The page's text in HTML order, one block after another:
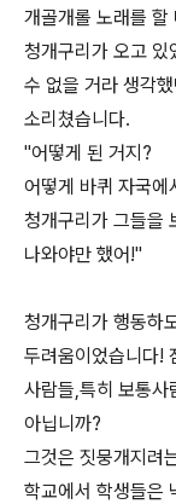
개골개롤 노래를 할
청개구리가 오고 있
수 없을 거라 생각
소리쳤습니다.
"어떻게 된 거지?
어떻게 바퀴 자국에
청개구리가 그들을
나와야만 했어!"
청개구리가 행동하
두려움이었습니다!
사람들,특히 보통사
아닙니까?
그것은 짓뭉개지려
학교에서 학생들은